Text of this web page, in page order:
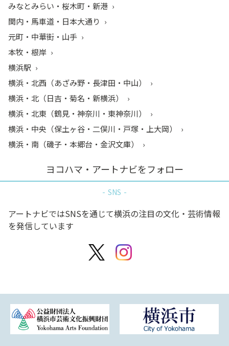
みなとみらい・桜木町・新港
関内・馬車道・日本大通り
元町・中華街・山手
本牧・根岸
横浜駅
横浜・北西（あざみ野・長津田・中山）
横浜・北（日吉・菊名・新横浜）
横浜・北東（鶴見・神奈川・東神奈川）
横浜・中央（保土ヶ谷・二俣川・戸塚・上大岡）
横浜・南（磯子・本郷台・金沢文庫）
ヨコハマ・アートナビをフォロー
SNS
アートナビではSNSを通じて横浜の注目の文化・芸術情報
を発信しています